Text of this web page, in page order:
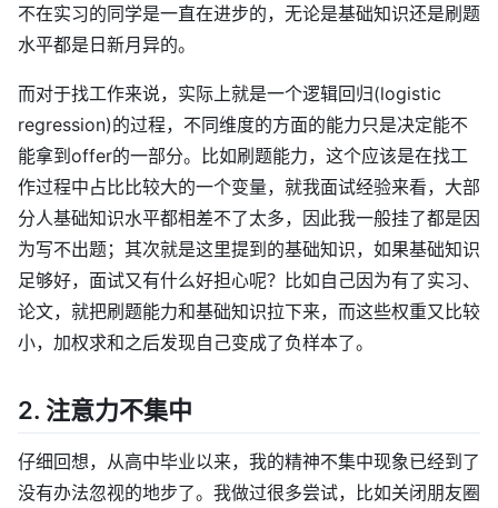
不在实习的同学是一直在进步的，无论是基础知识还是刷题
水平都是日新月异的。
而对于找工作来说，实际上就是一个逻辑回归(logistic
regression)的过程，不同维度的方面的能力只是决定能不
能拿到offer的一部分。比如刷题能力，这个应该是在找工
作过程中占比比较大的一个变量，就我面试经验来看，大部
分人基础知识水平都相差不了太多，因此我一般挂了都是因
为写不出题；其次就是这里提到的基础知识，如果基础知识
足够好，面试又有什么好担心呢？比如自己因为有了实习、
论文，就把刷题能力和基础知识拉下来，而这些权重又比较
小，加权求和之后发现自己变成了负样本了。
2. 注意力不集中
仔细回想，从高中毕业以来，我的精神不集中现象已经到了
没有办法忽视的地步了。我做过很多尝试，比如关闭朋友圈